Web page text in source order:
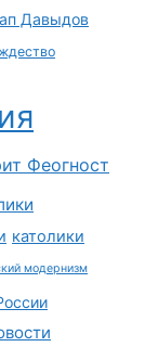
Давыдов
Феогност
католики
модернизм